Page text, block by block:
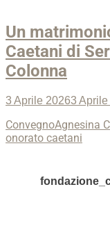
Un
Caetani di
Colonna
Posted
3 Aprile 20263 Aprile
Categories
ConvegnoTags
Agnesina
onorato caetani